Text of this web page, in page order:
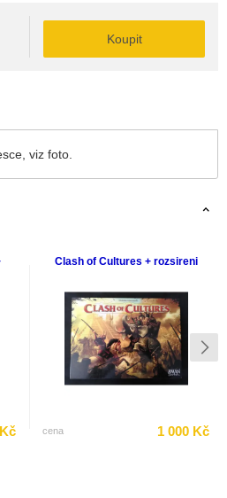
Koupit
viz foto.
Clash of Cultures + rozsireni
cena 1 000 Kč